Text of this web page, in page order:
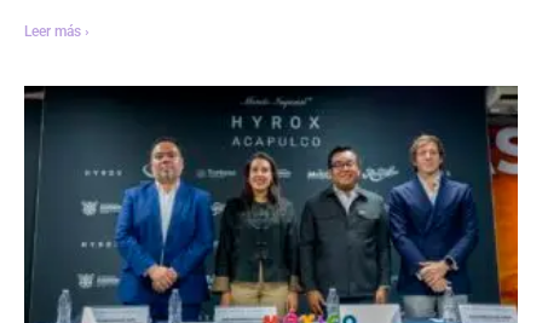
Leer más ›